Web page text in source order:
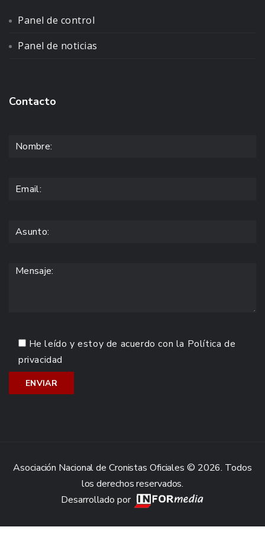
Panel de control
Panel de noticias
Contacto
He leído y estoy de acuerdo con la Política de
privacidad
Asociación Nacional de Cronistas Oficiales © 2026. Todos
los derechos reservados.
Desarrollado por